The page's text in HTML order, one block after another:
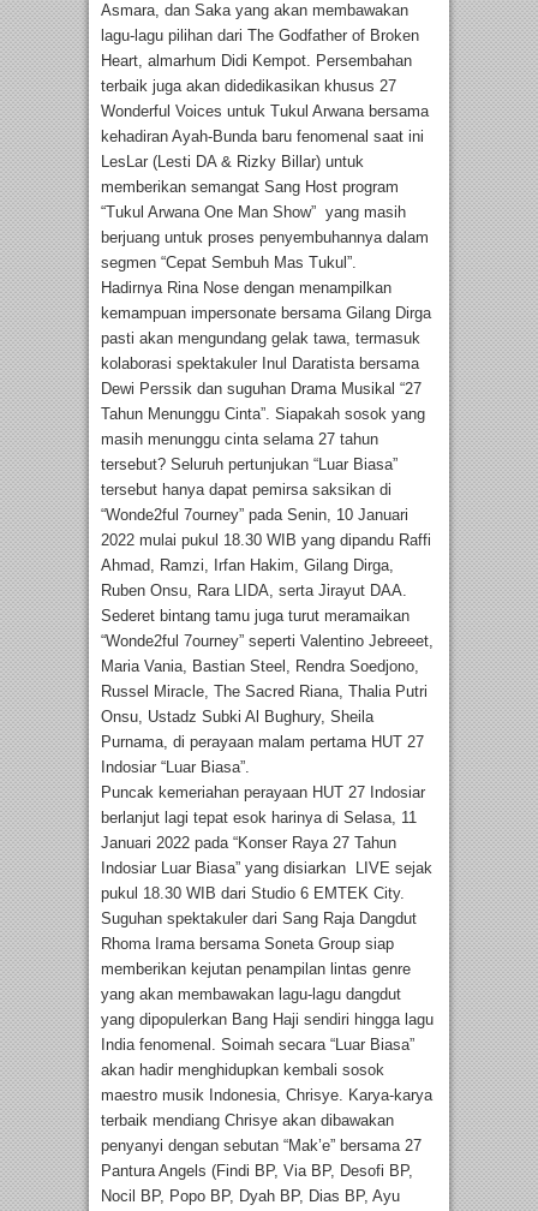
Asmara, dan Saka yang akan membawakan
lagu-lagu pilihan dari The Godfather of Broken
Heart, almarhum Didi Kempot. Persembahan
terbaik juga akan didedikasikan khusus 27
Wonderful Voices untuk Tukul Arwana bersama
kehadiran Ayah-Bunda baru fenomenal saat ini
LesLar (Lesti DA & Rizky Billar) untuk
memberikan semangat Sang Host program
“Tukul Arwana One Man Show” yang masih
berjuang untuk proses penyembuhannya dalam
segmen “Cepat Sembuh Mas Tukul”.
Hadirnya Rina Nose dengan menampilkan
kemampuan impersonate bersama Gilang Dirga
pasti akan mengundang gelak tawa, termasuk
kolaborasi spektakuler Inul Daratista bersama
Dewi Perssik dan suguhan Drama Musikal “27
Tahun Menunggu Cinta”. Siapakah sosok yang
masih menunggu cinta selama 27 tahun
tersebut? Seluruh pertunjukan “Luar Biasa”
tersebut hanya dapat pemirsa saksikan di
“Wonde2ful 7ourney” pada Senin, 10 Januari
2022 mulai pukul 18.30 WIB yang dipandu Raffi
Ahmad, Ramzi, Irfan Hakim, Gilang Dirga,
Ruben Onsu, Rara LIDA, serta Jirayut DAA.
Sederet bintang tamu juga turut meramaikan
“Wonde2ful 7ourney” seperti Valentino Jebreeet,
Maria Vania, Bastian Steel, Rendra Soedjono,
Russel Miracle, The Sacred Riana, Thalia Putri
Onsu, Ustadz Subki Al Bughury, Sheila
Purnama, di perayaan malam pertama HUT 27
Indosiar “Luar Biasa”.
Puncak kemeriahan perayaan HUT 27 Indosiar
berlanjut lagi tepat esok harinya di Selasa, 11
Januari 2022 pada “Konser Raya 27 Tahun
Indosiar Luar Biasa” yang disiarkan LIVE sejak
pukul 18.30 WIB dari Studio 6 EMTEK City.
Suguhan spektakuler dari Sang Raja Dangdut
Rhoma Irama bersama Soneta Group siap
memberikan kejutan penampilan lintas genre
yang akan membawakan lagu-lagu dangdut
yang dipopulerkan Bang Haji sendiri hingga lagu
India fenomenal. Soimah secara “Luar Biasa”
akan hadir menghidupkan kembali sosok
maestro musik Indonesia, Chrisye. Karya-karya
terbaik mendiang Chrisye akan dibawakan
penyanyi dengan sebutan “Mak’e” bersama 27
Pantura Angels (Findi BP, Via BP, Desofi BP,
Nocil BP, Popo BP, Dyah BP, Dias BP, Ayu